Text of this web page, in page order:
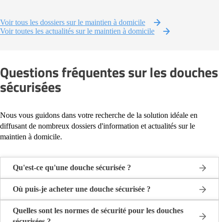
Voir tous les dossiers sur le maintien à domicile
Voir toutes les actualités sur le maintien à domicile
Questions fréquentes sur les douches
sécurisées
Nous vous guidons dans votre recherche de la solution idéale en
diffusant de nombreux dossiers d'information et actualités sur le
maintien à domicile.
Qu'est-ce qu'une douche sécurisée ?
Une douche sécurisée est un type de douche spécialement conçu
pour offrir un environnement sûr et accessible aux personnes âgées,
handicapées ou à mobilité réduite. Ces douches sont souvent
équipées de caractéristiques et de dispositifs visant à réduire les
Où puis-je acheter une douche sécurisée ?
Vous pouvez acheter une douche sécurisée auprès de différents
fournisseurs comme les :
Quelles sont les normes de sécurité pour les douches